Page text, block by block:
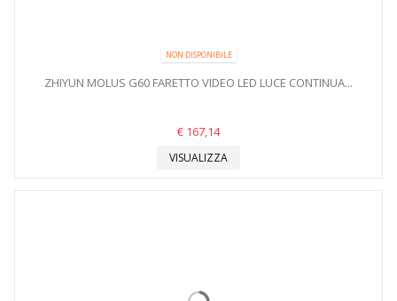
NON DISPONIBILE
ZHIYUN MOLUS G60 FARETTO VIDEO LED LUCE CONTINUA...
€ 167,14
VISUALIZZA